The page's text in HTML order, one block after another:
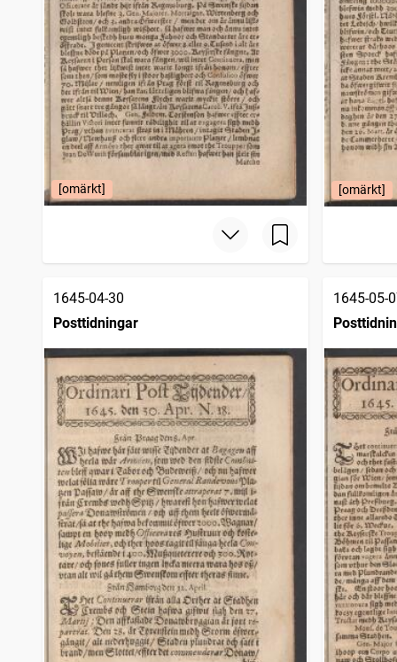
[omärkt] [omärkt]
1645-04-30
Posttidningar
1645-05-